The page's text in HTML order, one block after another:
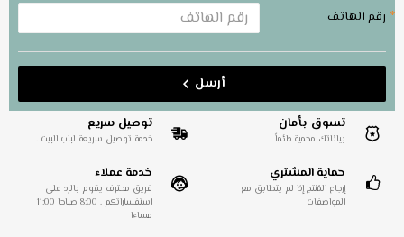
رقم الهاتف
أرسل
تسوق بأمان
بياناتك محمية دائماً
توصيل سريع
خدمة توصيل سريعة لباب البيت .
حماية المشتري
إرجاع المُنتج إذا لم يتطابق مع
المواصفات
خدمة عملاء
فريق محترف يقوم بالرد على
استفساراتكم . 8:00 صباحا 11:00
مساءا